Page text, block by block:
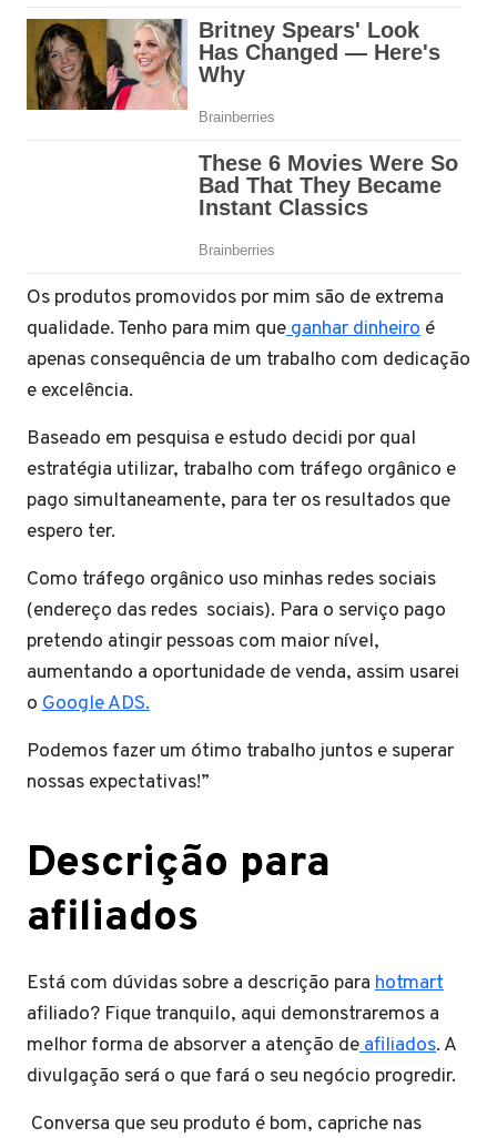
Os produtos promovidos por mim são de extrema
qualidade. Tenho para mim queganhar dinheiro é
apenas consequência de um trabalho com dedicação
e excelência.
Baseado em pesquisa e estudo decidi por qual
estratégia utilizar, trabalho com tráfego orgânico e
pago simultaneamente, para ter os resultados que
espero ter.
Como tráfego orgânico uso minhas redes sociais
(endereço das redes sociais). Para o serviço pago
pretendo atingir pessoas com maior nível,
aumentando a oportunidade de venda, assim usarei
o Google ADS.
Podemos fazer um ótimo trabalho juntos e superar
nossas expectativas!”
Descrição para
afiliados
Está com dúvidas sobre a descrição para hotmart
afiliado? Fique tranquilo, aqui demonstraremos a
melhor forma de absorver a atenção deafiliados. A
divulgação será o que fará o seu negócio progredir.
Conversa que seu produto é bom, capriche nas